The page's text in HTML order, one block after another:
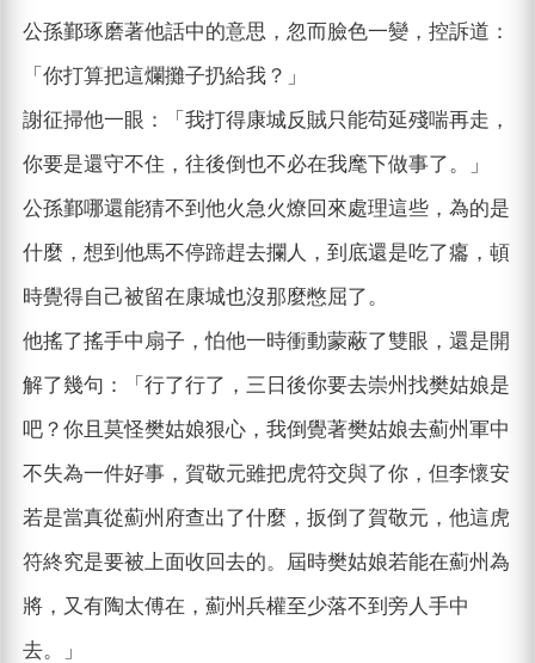
公孫鄞琢磨著他話中的意思，忽而臉色一變，控訴道：
「你打算把這爛攤子扔給我？」
謝征掃他一眼：「我打得康城反賊只能苟延殘喘再走，
你要是還守不住，往後倒也不必在我麾下做事了。」
公孫鄞哪還能猜不到他火急火燎回來處理這些，為的是
什麼，想到他馬不停蹄趕去攔人，到底還是吃了癟，頓
時覺得自己被留在康城也沒那麼憋屈了。
他搖了搖手中扇子，怕他一時衝動蒙蔽了雙眼，還是開
解了幾句：「行了行了，三日後你要去崇州找樊姑娘是
吧？你且莫怪樊姑娘狠心，我倒覺著樊姑娘去薊州軍中
不失為一件好事，賀敬元雖把虎符交與了你，但李懷安
若是當真從薊州府查出了什麼，扳倒了賀敬元，他這虎
符終究是要被上面收回去的。屆時樊姑娘若能在薊州為
將，又有陶太傅在，薊州兵權至少落不到旁人手中
去。」